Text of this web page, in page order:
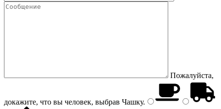
Пожалуйста,
докажите, что вы человек, выбрав Чашку.